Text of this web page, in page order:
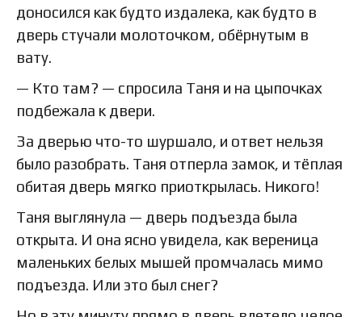
доносился как будто издалека, как будто в
дверь стучали молоточком, обёрнутым в
вату.
— Кто там? — спросила Таня и на цыпочках
подбежала к двери.
За дверью что-то шуршало, и ответ нельзя
было разобрать. Таня отперла замок, и тёплая
обитая дверь мягко приоткрылась. Никого!
Таня выглянула — дверь подъезда была
открыта. И она ясно увидела, как вереница
маленьких белых мышей промчалась мимо
подъезда. Или это был снег?